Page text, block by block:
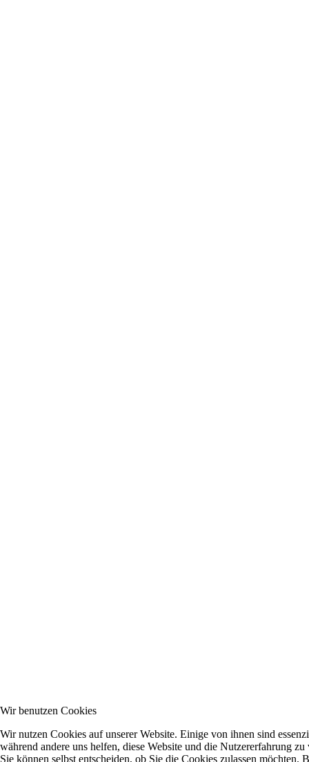
Wir benutzen Cookies
Wir nutzen Cookies auf unserer Website. Einige von ihnen sind
während andere uns helfen, diese Website und die Nutzererfahrung
Sie können selbst entscheiden, ob Sie die Cookies zulassen möchten.